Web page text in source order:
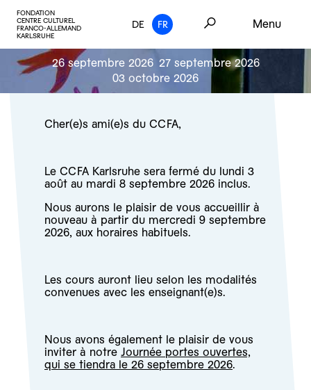
FONDATION
CENTRE CULTUREL
FRANCO-ALLEMAND
KARLSRUHE
DE FR Menu
26 septembre 2026 27 septembre 2026
03 octobre 2026
Cher(e)s ami(e)s du CCFA,
Le CCFA Karlsruhe sera fermé du lundi 3
août au mardi 8 septembre 2026 inclus.
Nous aurons le plaisir de vous accueillir à
nouveau à partir du mercredi 9 septembre
2026, aux horaires habituels.
Les cours auront lieu selon les modalités
convenues avec les enseignant(e)s.
Nous avons également le plaisir de vous
inviter à notre Journée portes ouvertes,
qui se tiendra le 26 septembre 2026.